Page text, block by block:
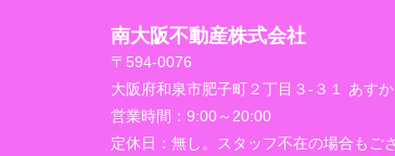
南大阪不動産株式会社
〒594-0076
大阪府和泉市肥子町２丁目３-３１ あす
営業時間： 9:00～20:00
定休日： 無し。スタッフ不在の場合もご